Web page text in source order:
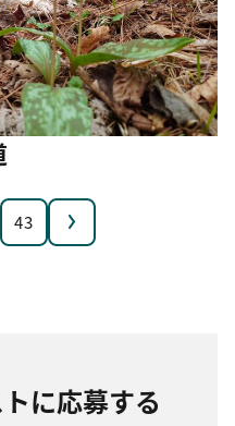
43 次へ
に応募する